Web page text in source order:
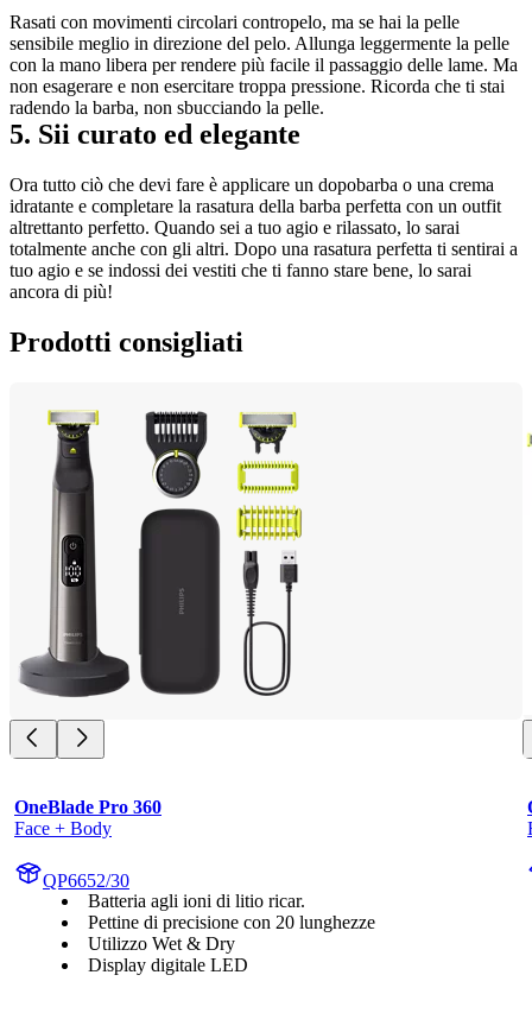
Rasati con movimenti circolari contropelo, ma se hai la pelle
sensibile meglio in direzione del pelo. Allunga leggermente la pelle
con la mano libera per rendere più facile il passaggio delle lame. Ma
non esagerare e non esercitare troppa pressione. Ricorda che ti stai
radendo la barba, non sbucciando la pelle.
5. Sii curato ed elegante
Ora tutto ciò che devi fare è applicare un dopobarba o una crema
idratante e completare la rasatura della barba perfetta con un outfit
altrettanto perfetto. Quando sei a tuo agio e rilassato, lo sarai
totalmente anche con gli altri. Dopo una rasatura perfetta ti sentirai a
tuo agio e se indossi dei vestiti che ti fanno stare bene, lo sarai
ancora di più!
Prodotti consigliati
OneBlade Pro 360
Face + Body
QP6652/30
Batteria agli ioni di litio ricar.
Pettine di precisione con 20 lunghezze
Utilizzo Wet & Dry
Display digitale LED